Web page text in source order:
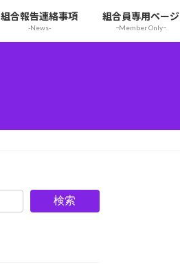
組合報告連絡事項
-News-
組合員専用ページ
ｰMember Onlyｰ
検索